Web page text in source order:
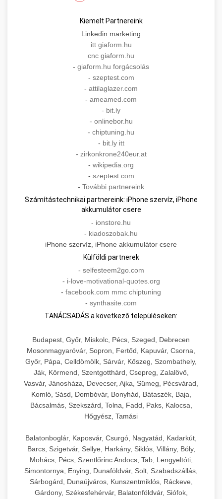
Kiemelt Partnereink
Linkedin marketing
itt giaform.hu
cnc giaform.hu
- giaform.hu forgácsolás
- szeptest.com
- attilaglazer.com
- ameamed.com
- bit.ly
- onlinebor.hu
- chiptuning.hu
- bit.ly itt
- zirkonkrone240eur.at
- wikipedia.org
- szeptest.com
- További partnereink
Számítástechnikai partnereink: iPhone szervíz, iPhone
akkumulátor csere
- ionstore.hu
- kiadoszobak.hu
iPhone szervíz, iPhone akkumulátor csere
Külföldi partnerek
- selfesteem2go.com
- i-love-motivational-quotes.org
- facebook.com mmc chiptuning
- synthasite.com
TANÁCSADÁS a következő településeken:
Budapest, Győr, Miskolc, Pécs, Szeged, Debrecen
Mosonmagyaróvár, Sopron, Fertőd, Kapuvár, Csorna,
Győr, Pápa, Celldömölk, Sárvár, Kőszeg, Szombathely,
Ják, Körmend, Szentgotthárd, Csepreg, Zalalövő,
Vasvár, Jánosháza, Devecser, Ajka, Sümeg, Pécsvárad,
Komló, Sásd, Dombóvár, Bonyhád, Bátaszék, Baja,
Bácsalmás, Szekszárd, Tolna, Fadd, Paks, Kalocsa,
Hőgyész, Tamási
Balatonboglár, Kaposvár, Csurgó, Nagyatád, Kadarkút,
Barcs, Szigetvár, Sellye, Harkány, Siklós, Villány, Bóly,
Mohács, Pécs, Szentlőrinc Andocs, Tab, Lengyeltóti,
Simontornya, Enying, Dunaföldvár, Solt, Szabadszállás,
Sárbogárd, Dunaújváros, Kunszentmiklós, Ráckeve,
Gárdony, Székesfehérvár, Balatonföldvár, Siófok,